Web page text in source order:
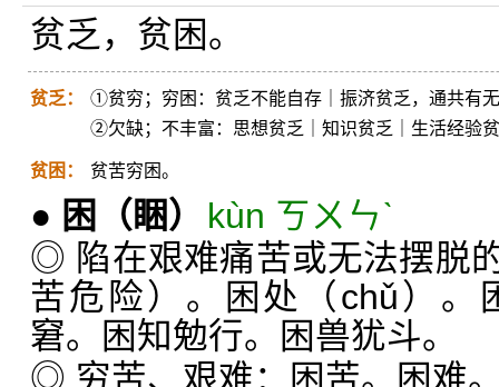
贫乏，贫困。
贫乏：
①贫穷；穷困：贫乏不能自存｜振济贫乏，通共有
②欠缺；不丰富：思想贫乏｜知识贫乏｜生活经验
贫困： 贫苦穷困。
● 困 （睏）
kùn ㄎㄨㄣˋ
◎ 陷在艰难痛苦或无法摆脱
苦危险）。困处（chǔ）。
窘。困知勉行。困兽犹斗。
◎ 穷苦、艰难：困苦。困难